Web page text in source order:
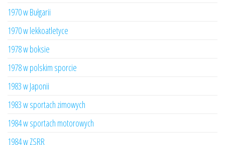
1970 w Bułgarii
1970 w lekkoatletyce
1978 w boksie
1978 w polskim sporcie
1983 w Japonii
1983 w sportach zimowych
1984 w sportach motorowych
1984 w ZSRR